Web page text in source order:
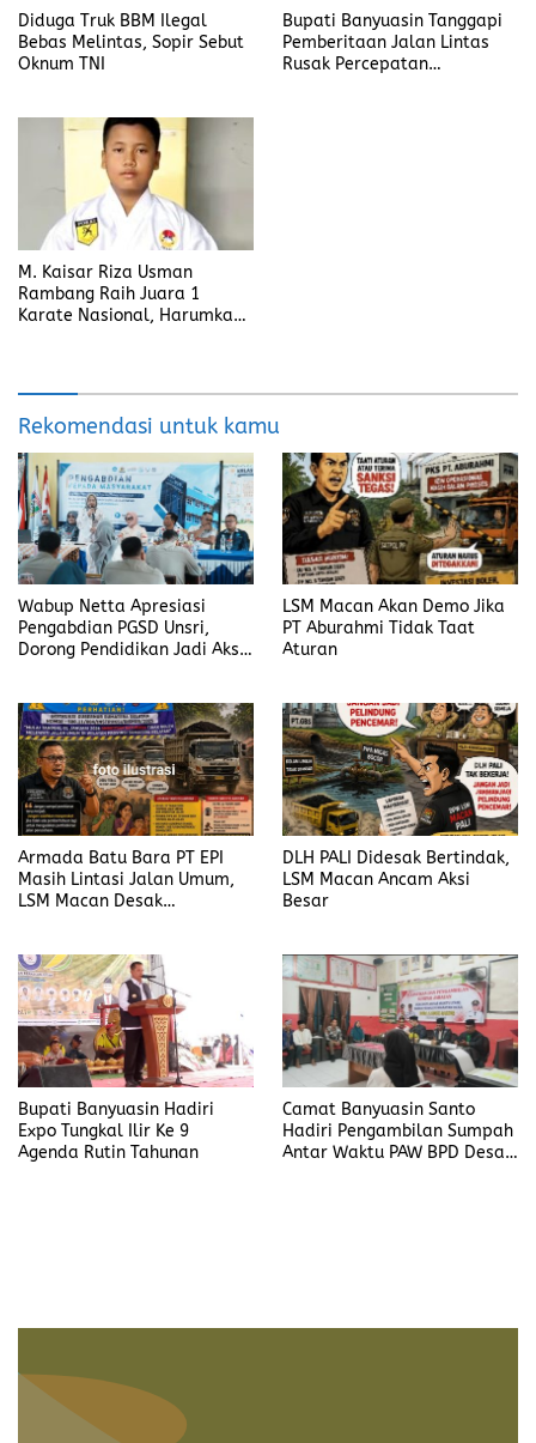
Diduga Truk BBM Ilegal
Bebas Melintas, Sopir Sebut
Oknum TNI
Bupati Banyuasin Tanggapi
Pemberitaan Jalan Lintas
Rusak Percepatan
M. Kaisar Riza Usman
Rambang Raih Juara 1
Karate Nasional, Harumkan
Rekomendasi untuk kamu
Wabup Netta Apresiasi
Pengabdian PGSD Unsri,
Dorong Pendidikan Jadi Aksi
LSM Macan Akan Demo Jika
PT Aburahmi Tidak Taat
Aturan
Armada Batu Bara PT EPI
Masih Lintasi Jalan Umum,
LSM Macan Desak
DLH PALI Didesak Bertindak,
LSM Macan Ancam Aksi
Besar
Bupati Banyuasin Hadiri
Expo Tungkal Ilir Ke 9
Agenda Rutin Tahunan
Camat Banyuasin Santo
Hadiri Pengambilan Sumpah
Antar Waktu PAW BPD Desa